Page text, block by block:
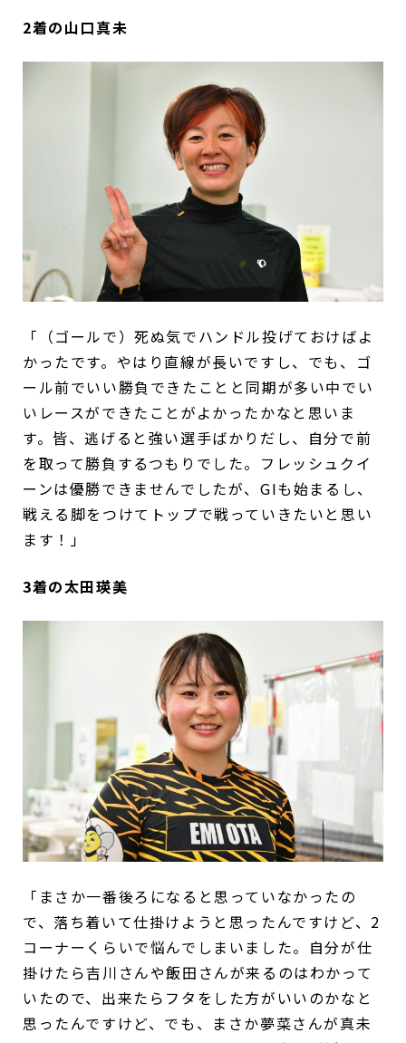
2着の山口真未
「（ゴールで）死ぬ気でハンドル投げておけばよ
かったです。やはり直線が長いですし、でも、ゴ
ール前でいい勝負できたことと同期が多い中でい
いレースができたことがよかったかなと思いま
す。皆、逃げると強い選手ばかりだし、自分で前
を取って勝負するつもりでした。フレッシュクイ
ーンは優勝できませんでしたが、GIも始まるし、
戦える脚をつけてトップで戦っていきたいと思い
ます！」
3着の太田瑛美
「まさか一番後ろになると思っていなかったの
で、落ち着いて仕掛けようと思ったんですけど、2
コーナーくらいで悩んでしまいました。自分が仕
掛けたら吉川さんや飯田さんが来るのはわかって
いたので、出来たらフタをした方がいいのかなと
思ったんですけど、でも、まさか夢菜さんが真未